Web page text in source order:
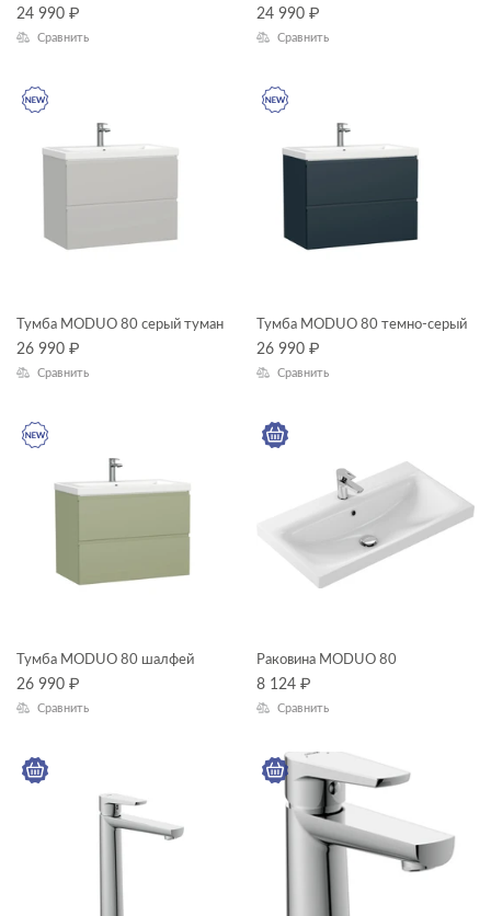
24 990 ₽
Сравнить
24 990 ₽
Сравнить
Тумба MODUO 80 серый туман
26 990 ₽
Сравнить
Тумба MODUO 80 темно-серый
26 990 ₽
Сравнить
Тумба MODUO 80 шалфей
26 990 ₽
Сравнить
Раковина MODUO 80
8 124 ₽
Сравнить